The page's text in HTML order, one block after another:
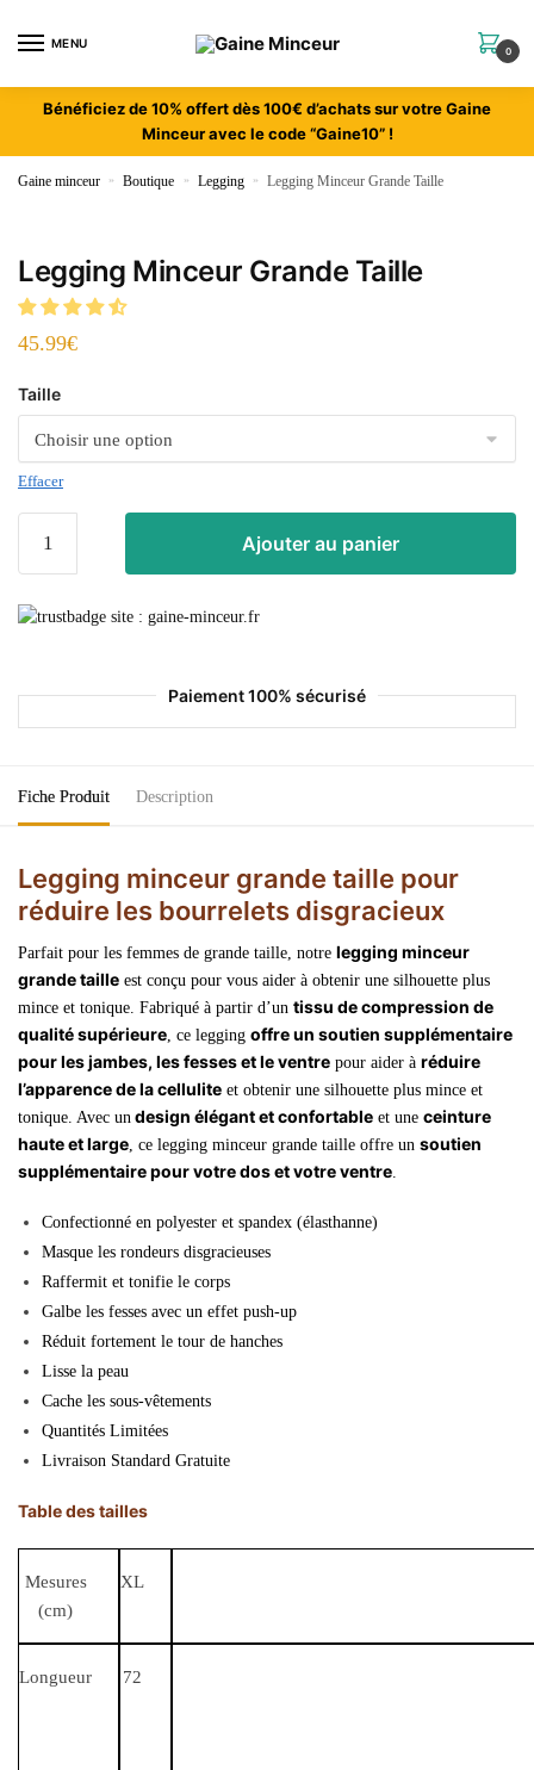
MENU
0
Bénéficiez de 10% offert dès 100€ d’achats sur votre Gaine
Minceur avec le code “Gaine10” !
Gaine minceur » Boutique » Legging » Legging Minceur Grande Taille
Legging Minceur Grande Taille
45.99€
Taille
Effacer
Ajouter au panier
Paiement 100% sécurisé
Fiche Produit Description
Legging minceur grande taille pour
réduire les bourrelets disgracieux
Parfait pour les femmes de grande taille, notre legging minceur
grande taille est conçu pour vous aider à obtenir une silhouette plus
mince et tonique. Fabriqué à partir d’un tissu de compression de
qualité supérieure, ce legging offre un soutien supplémentaire
pour les jambes, les fesses et le ventre pour aider à réduire
l’apparence de la cellulite et obtenir une silhouette plus mince et
tonique. Avec un design élégant et confortable et une ceinture
haute et large, ce legging minceur grande taille offre un soutien
supplémentaire pour votre dos et votre ventre.
Confectionné en polyester et spandex (élasthanne)
Masque les rondeurs disgracieuses
Raffermit et tonifie le corps
Galbe les fesses avec un effet push-up
Réduit fortement le tour de hanches
Lisse la peau
Cache les sous-vêtements
Quantités Limitées
Livraison Standard Gratuite
Table des tailles
Mesures
(cm)
XL
Longueur 72